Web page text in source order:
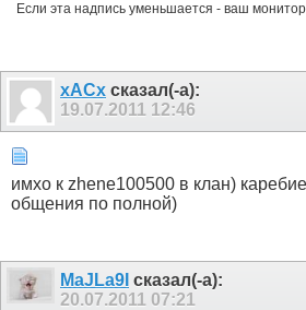
Если эта надпись уменьшается - ваш
xACx сказал(-а):
19.07.2011 12:46
имхо к zhene100500 в клан)
общения по полной)
MaJLa9I сказал(-а):
20.07.2011 07:21